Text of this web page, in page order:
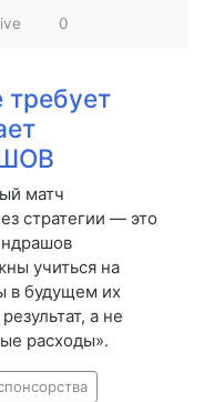
0
требует
матч
стратегии — это
учиться на
в будущем их
а не
расходы».